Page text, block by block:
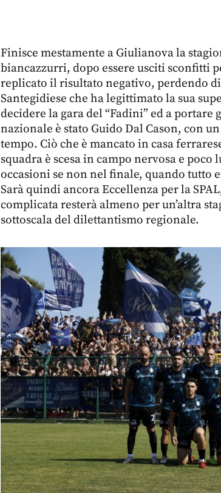
Finisce mestamente a Giulianova la
biancazzurri, dopo essere usciti sconfitti
replicato il risultato negativo, perdendo
Santegidiese che ha legittimato la sua
decidere la gara del “Fadini” ed a portare
nazionale è stato Guido Dal Cason, con
tempo. Ciò che è mancato in casa
squadra è scesa in campo nervosa e
occasioni se non nel finale, quando tutto
Sarà quindi ancora Eccellenza per la
complicata resterà almeno per un’altra
sottoscala del dilettantismo regionale.